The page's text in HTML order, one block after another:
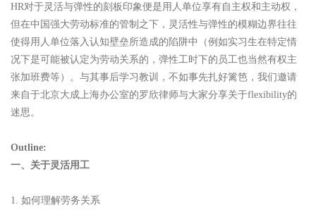
HR对于灵活与弹性的刻板印象便是用人单位享有自主权和主动权，
但在中国强大劳动标准的管制之下，灵活性与弹性的模糊边界往往
使得用人单位落入认知壁垒所造成的陷阱中（例如实习生在特定情
况下是可能被认定为劳动关系的，弹性工时下的员工也当然有权主
张加班费等）。与其事后学习教训，不如事先扎好篱笆，我们邀请
来自于北京大成上海办公室的罗欣律师与大家分享关于flexibility的
迷思。
Outline:
一、关于灵活用工
1. 如何理解劳务关系